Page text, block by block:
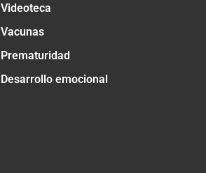
Videoteca
Vacunas
Prematuridad
Desarrollo emocional